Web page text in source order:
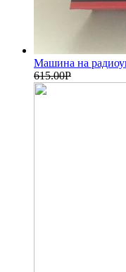
Машина на
615.00Р